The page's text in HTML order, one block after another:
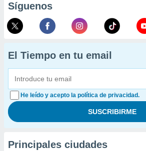
Síguenos
El Tiempo en tu email
He leído y acepto la política de privacidad.
Principales ciudades